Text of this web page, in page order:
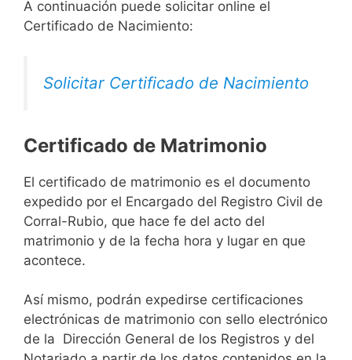
A continuación puede solicitar online el
Certificado de Nacimiento:
Solicitar Certificado de Nacimiento
Certificado de Matrimonio
El certificado de matrimonio es el documento
expedido por el Encargado del Registro Civil de
Corral-Rubio, que hace fe del acto del
matrimonio y de la fecha hora y lugar en que
acontece.
Así mismo, podrán expedirse certificaciones
electrónicas de matrimonio con sello electrónico
de la Dirección General de los Registros y del